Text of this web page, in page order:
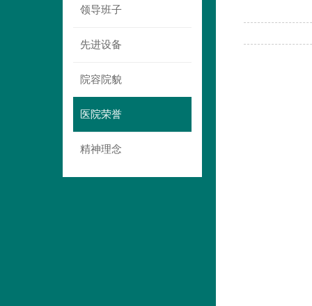
领导班子
先进设备
院容院貌
医院荣誉
精神理念